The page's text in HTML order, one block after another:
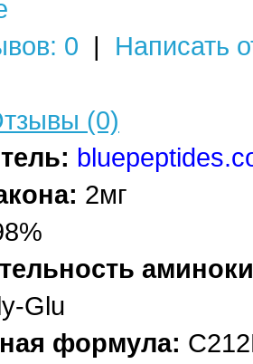
0 | Написать
(0)
2мг
Glu
формула: